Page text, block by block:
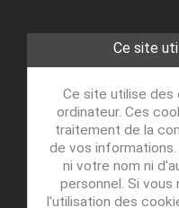
Ce site
Ce site utilise des
ordinateur. Ces
traitement de la
de vos
ni votre nom ni
personnel. Si
l'utilisation des